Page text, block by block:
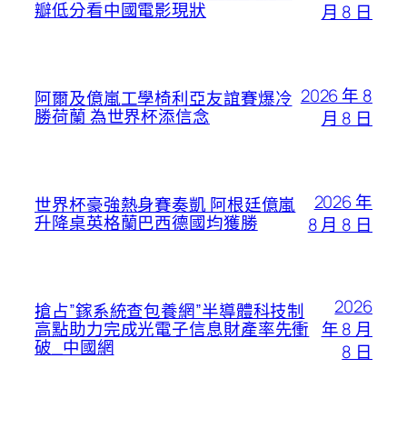
瓣低分看中國電影現狀
月 8 日
阿爾及億嵐工學椅利亞友誼賽爆冷
勝荷蘭 為世界杯添信念
2026 年 8
月 8 日
世界杯豪強熱身賽奏凱 阿根廷億嵐
升降桌英格蘭巴西德國均獲勝
2026 年
8 月 8 日
搶占”鎵系統查包養網”半導體科技制
高點助力完成光電子信息財產率先衝
破_中國網
2026
年 8 月
8 日